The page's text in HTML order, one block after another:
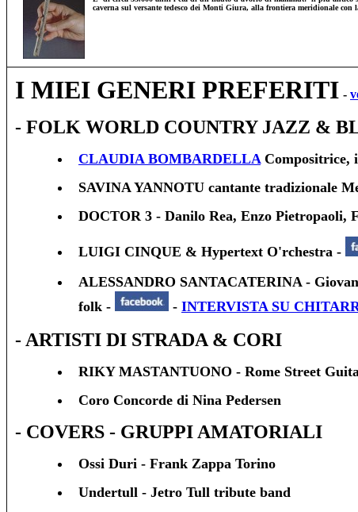
caverna sul versante tedesco dei Monti Giura, alla frontiera meridionale
I MIEI GENERI PREFERITI -
- FOLK WORLD COUNTRY JAZZ &
CLAUDIA BOMBARDELLACompositrice,
SAVINA YANNOTU cantante tradizionale
DOCTOR 3 - Danilo Rea, Enzo Pietropaoli,
LUIGI CINQUE & Hypertext O'rchestra -
ALESSANDRO SANTACATERINA -
folk -
- INTERVISTA SU
- ARTISTI DI STRADA & CORI
RIKY MASTANTUONO - Rome Street
Coro Concorde di Nina Pedersen
- COVERS - GRUPPI AMATORIALI
Ossi Duri - Frank Zappa Torino
Undertull - Jetro Tull tribute band